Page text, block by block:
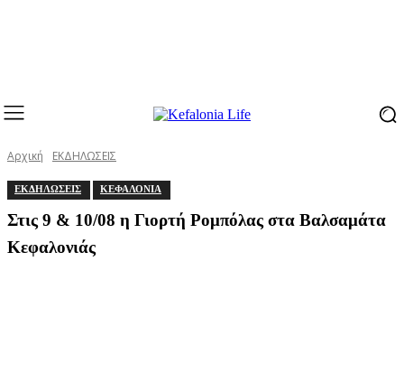
Αρχική ΕΚΔΗΛΩΣΕΙΣ
ΕΚΔΗΛΩΣΕΙΣ ΚΕΦΑΛΟΝΙΑ
Στις 9 & 10/08 η Γιορτή Ρομπόλας στα Βαλσαμάτα
Κεφαλονιάς